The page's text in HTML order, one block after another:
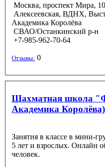
Москва, проспект Мира,
Алексеевская, ВДНХ,
Академика Королёва
СВАО/Останкинский р-н
+7-985-962-70-64
Отзывы: 0
Шахматная школа
Академика Королёва)
Занятия в классе в мини-
5 лет и взрослых. Онлайн
человек.